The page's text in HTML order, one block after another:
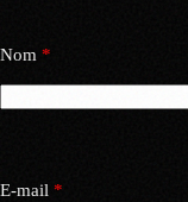
Nom *
E-mail *